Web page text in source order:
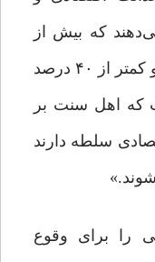
که بیش از
۶۰ درصد جمعیت بحرین شیعه و کمتر از ۴۰ درصد
که اهل سنت بر
سلطه دارند
را برای وقوع